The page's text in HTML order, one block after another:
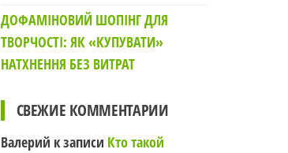
ДОФАМІНОВИЙ ШОПІНГ ДЛЯ
ТВОРЧОСТІ: ЯК «КУПУВАТИ»
НАТХНЕННЯ БЕЗ ВИТРАТ
СВЕЖИЕ КОММЕНТАРИИ
Валерий к записи Кто такой